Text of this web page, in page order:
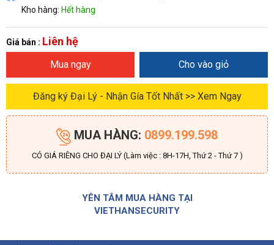
Kho hàng: Hết hàng
Giá bán : Liên hệ
Mua ngay Cho vào giỏ
Đăng ký Đại Lý - Nhận Gía Tốt Nhất >> Xem Ngay
MUA HÀNG: 0899.199.598
CÓ GIÁ RIÊNG CHO ĐẠI LÝ (Làm việc : 8H-17H, Thứ 2 - Thứ 7 )
YÊN TÂM MUA HÀNG TẠI
VIETHANSECURITY